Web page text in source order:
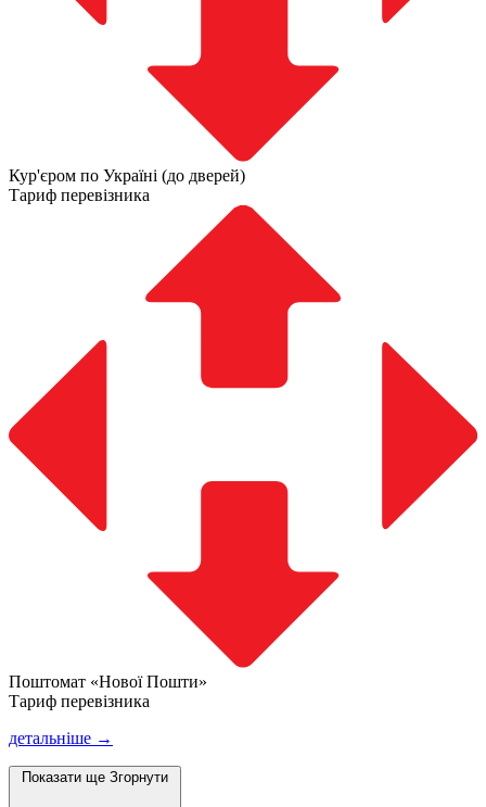
Кур'єром по Україні (до дверей)
Тариф перевізника
Поштомат «Нової Пошти»
Тариф перевізника
детальніше →
Показати ще Згорнути